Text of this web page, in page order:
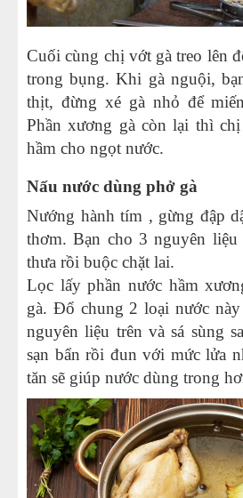
Cuối cùng chị vớt gà treo lên
trong bụng. Khi gà nguội,
thịt, đừng xé gà nhỏ để
Phần xương gà còn lại thì
hầm cho ngọt nước.
Nấu nước dùng phở gà
Nướng hành tím , gừng đập
thơm. Bạn cho 3 nguyên
thưa rồi buộc chặt lai.
Lọc lấy phần nước hầm
gà. Đổ chung 2 loại nước
nguyên liệu trên và sá sùng
sạn bẩn rồi đun với mức lửa
tăn sẽ giúp nước dùng trong